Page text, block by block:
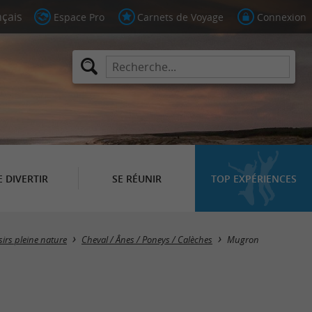
Espace Pro Carnets de Voyage Connexion
DIVERTIR SE RÉUNIR TOP EXPÉRIENCES
Masquer la carte
pleine nature Cheval / Ânes / Poneys / Calèches Mugron